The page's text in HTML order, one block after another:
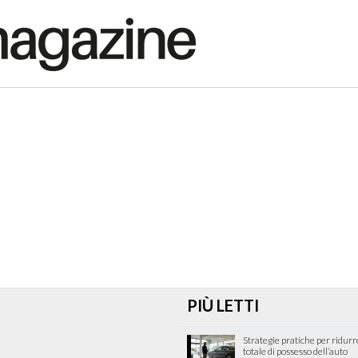
PIÙ LETTI
Strategie pratiche per
totale di possesso dell’auto